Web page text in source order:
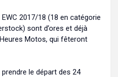
2017/18 (18 en catégorie
sont d’ores et déjà
Motos, qui fêteront
le départ des 24